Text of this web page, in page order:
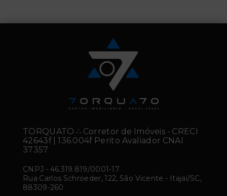
TORQUATO ∴ Corretor de Imóveis - CRECI
42643f | 136.004f Perito Avaliador CNAI
37357
CNPJ - 46.319.819/0001-17
Rua Carlos Schroeder, 122, São Vicente - Itajaí/SC,
88309-260